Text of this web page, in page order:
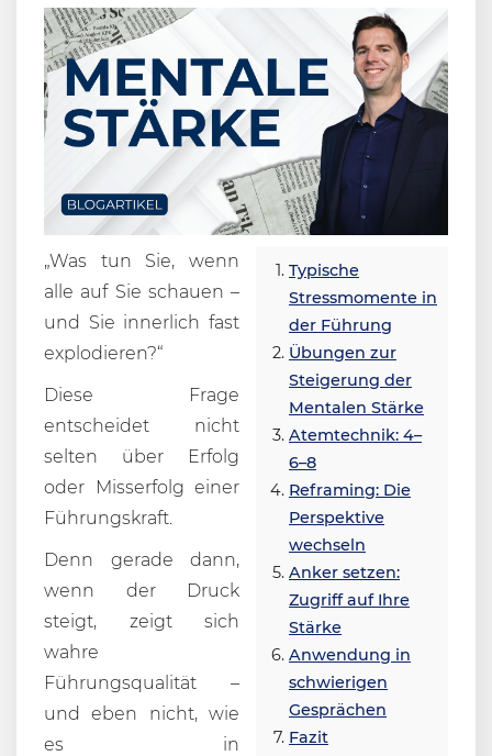
Typische
Stressmomente in
der Führung
Übungen zur
Steigerung der
Mentalen Stärke
Atemtechnik: 4–
6–8
Reframing: Die
Perspektive
wechseln
Anker setzen:
Zugriff auf Ihre
Stärke
Anwendung in
schwierigen
Gesprächen
Fazit
„Was tun Sie, wenn
alle auf Sie schauen –
und Sie innerlich fast
explodieren?“
Diese Frage
entscheidet nicht
selten über Erfolg
oder Misserfolg einer
Führungskraft.
Denn gerade dann,
wenn der Druck
steigt, zeigt sich
wahre
Führungsqualität –
und eben nicht, wie
es in